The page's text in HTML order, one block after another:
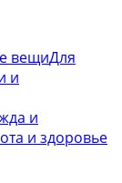
вещиДля
и
и
и здоровье